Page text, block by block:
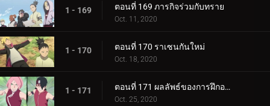
1 - 169 ตอนที่ 169 ภารกิจร่วมกับทราย
Oct. 11, 2020
1 - 170 ตอนที่ 170 ราเซนกันใหม่
Oct. 18, 2020
1 - 171 ตอนที่ 171 ผลลัพธ์ของการฝึกอบรม
Oct. 25, 2020